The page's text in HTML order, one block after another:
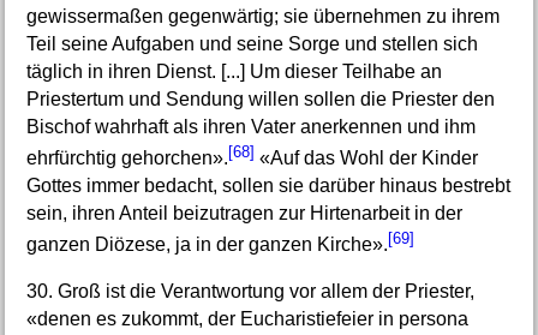
gewissermaßen gegenwärtig; sie übernehmen zu ihrem
Teil seine Aufgaben und seine Sorge und stellen sich
täglich in ihren Dienst. [...] Um dieser Teilhabe an
Priestertum und Sendung willen sollen die Priester den
Bischof wahrhaft als ihren Vater anerkennen und ihm
ehrfürchtig gehorchen». [68] «Auf das Wohl der Kinder
Gottes immer bedacht, sollen sie darüber hinaus bestrebt
sein, ihren Anteil beizutragen zur Hirtenarbeit in der
ganzen Diözese, ja in der ganzen Kirche». [69]
30. Groß ist die Verantwortung vor allem der Priester,
«denen es zukommt, der Eucharistiefeier in persona